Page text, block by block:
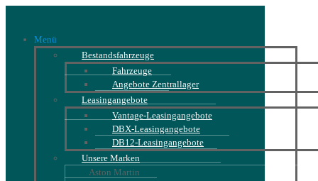
Menü
Bestandsfahrzeuge
Fahrzeuge
Angebote Zentrallager
Leasingangebote
Vantage-Leasingangebote
DBX-Leasingangebote
DB12-Leasingangebote
Unsere Marken
Aston Martin